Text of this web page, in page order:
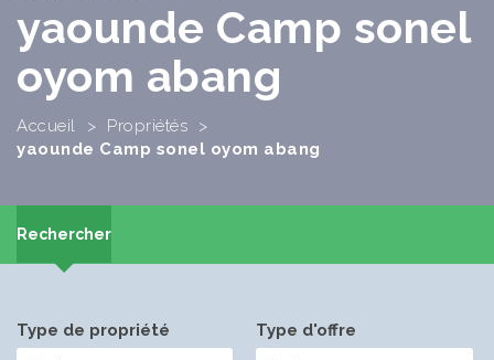
yaounde Camp sonel
oyom abang
Accueil > Propriétés
>
yaounde Camp sonel oyom abang
Rechercher
Type de propriété Type d'offre